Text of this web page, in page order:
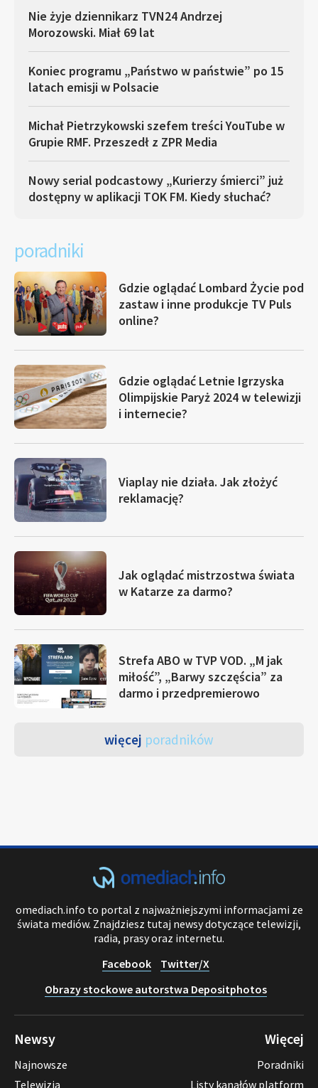
Nie żyje dziennikarz TVN24 Andrzej
Morozowski. Miał 69 lat
Koniec programu „Państwo w państwie” po 15
latach emisji w Polsacie
Michał Pietrzykowski szefem treści YouTube w
Grupie RMF. Przeszedł z ZPR Media
Nowy serial podcastowy „Kurierzy śmierci” już
dostępny w aplikacji TOK FM. Kiedy słuchać?
poradniki
Gdzie oglądać Lombard Życie pod
zastaw i inne produkcje TV Puls
online?
Gdzie oglądać Letnie Igrzyska
Olimpijskie Paryż 2024 w telewizji
i internecie?
Viaplay nie działa. Jak złożyć
reklamację?
Jak oglądać mistrzostwa świata
w Katarze za darmo?
Strefa ABO w TVP VOD. „M jak
miłość”, „Barwy szczęścia” za
darmo i przedpremierowo
więcej poradników
omediach.info to portal z najważniejszymi informacjami ze
świata mediów. Znajdziesz tutaj newsy dotyczące telewizji,
radia, prasy oraz internetu.
Facebook
Twitter/X
Obrazy stockowe autorstwa Depositphotos
Newsy
Najnowsze
Telewizja
Więcej
Poradniki
Listy kanałów platform